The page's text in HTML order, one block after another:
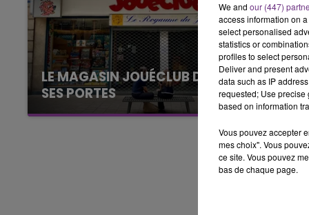
LE MAGASIN JOUÉCLUB DE REIMS FERME
SES PORTES
C'était l'une des institutions du centre-ville
rémois. Le magasin JouéClub est contraint de
We and our (447)
access information on
select personalised
statistics or
profiles to select
Deliver and present
data such as IP
requested; Use precise
based on information
Vous pouvez accepter
mes choix". Vous
ce site. Vous pouvez
bas de chaque page.